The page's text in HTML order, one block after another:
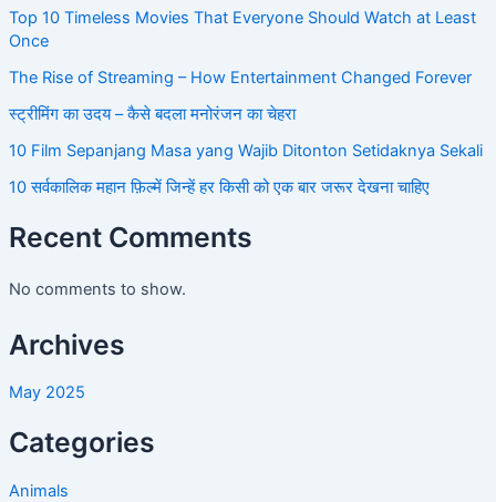
Top 10 Timeless Movies That Everyone Should Watch at Least
Once
The Rise of Streaming – How Entertainment Changed Forever
स्ट्रीमिंग का उदय – कैसे बदला मनोरंजन का चेहरा
10 Film Sepanjang Masa yang Wajib Ditonton Setidaknya Sekali
10 सर्वकालिक महान फ़िल्में जिन्हें हर किसी को एक बार जरूर देखना चाहिए
Recent Comments
No comments to show.
Archives
May 2025
Categories
Animals